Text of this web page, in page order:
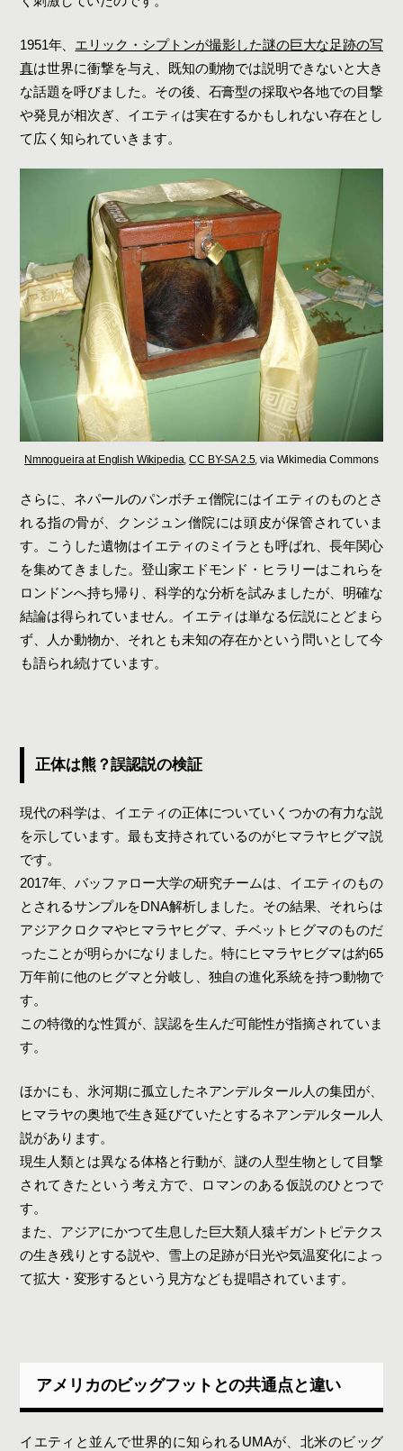
1951年、 エリック・シプトンが撮影した謎の巨大な足跡の写
真は世界に衝撃を与え、既知の動物では説明できないと大き
な話題を呼びました。その後、石膏型の採取や各地での目撃
や発見が相次ぎ、イエティは実在するかもしれない存在とし
て広く知られていきます。
Nmnogueira at English Wikipedia,CC BY-SA 2.5, via Wikimedia Commons
さらに、ネパールのパンボチェ僧院にはイエティのものとさ
れる指の骨が、クンジュン僧院には頭皮が保管されていま
す。こうした遺物はイエティのミイラとも呼ばれ、長年関心
を集めてきました。登山家エドモンド・ヒラリーはこれらを
ロンドンへ持ち帰り、科学的な分析を試みましたが、明確な
結論は得られていません。イエティは単なる伝説にとどまら
ず、人か動物か、それとも未知の存在かという問いとして今
も語られ続けています。
正体は熊？誤認説の検証
現代の科学は、イエティの正体についていくつかの有力な説
を示しています。最も支持されているのがヒマラヤヒグマ説
です。
2017年、バッファロー大学の研究チームは、イエティのもの
とされるサンプルをDNA解析しました。その結果、それらは
アジアクロクマやヒマラヤヒグマ、チベットヒグマのものだ
ったことが明らかになりました。特にヒマラヤヒグマは約65
万年前に他のヒグマと分岐し、独自の進化系統を持つ動物で
す。
この特徴的な性質が、誤認を生んだ可能性が指摘されていま
す。
ほかにも、氷河期に孤立したネアンデルタール人の集団が、
ヒマラヤの奥地で生き延びていたとするネアンデルタール人
説があります。
現生人類とは異なる体格と行動が、謎の人型生物として目撃
されてきたという考え方で、ロマンのある仮説のひとつで
す。
また、アジアにかつて生息した巨大類人猿ギガントピテクス
の生き残りとする説や、雪上の足跡が日光や気温変化によっ
て拡大・変形するという見方なども提唱されています。
アメリカのビッグフットとの共通点と違い
イエティと並んで世界的に知られるUMAが、北米のビッグ